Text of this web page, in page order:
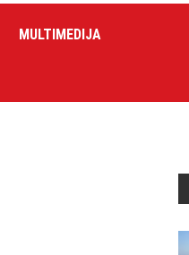
MULTIMEDIJA